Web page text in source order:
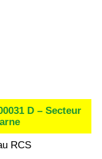
D – Secteur
RCS